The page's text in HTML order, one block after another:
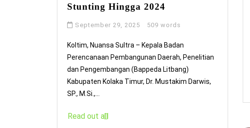
Stunting Hingga 2024
September 29, 2025 509 words
Koltim, Nuansa Sultra – Kepala Badan
Perencanaan Pembangunan Daerah, Penelitian
dan Pengembangan (Bappeda Litbang)
Kabupaten Kolaka Timur, Dr. Mustakim Darwis,
SP., M.Si.,...
Read out all